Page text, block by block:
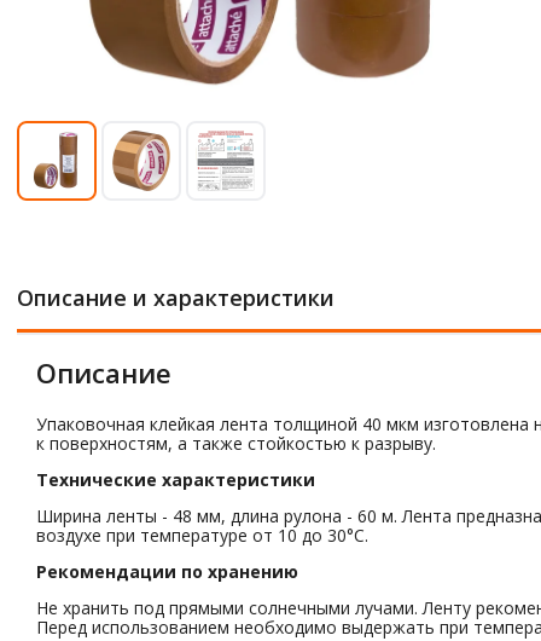
Описание и характеристики
Описание
Упаковочная клейкая лента толщиной 40 мкм
к поверхностям, а также стойкостью к разрыву.
Технические характеристики
Ширина ленты - 48 мм, длина рулона - 60 м. Лента
воздухе при температуре от 10 до 30°C.
Рекомендации по хранению
Не хранить под прямыми солнечными лучами. Ленту
Перед использованием необходимо выдержать при